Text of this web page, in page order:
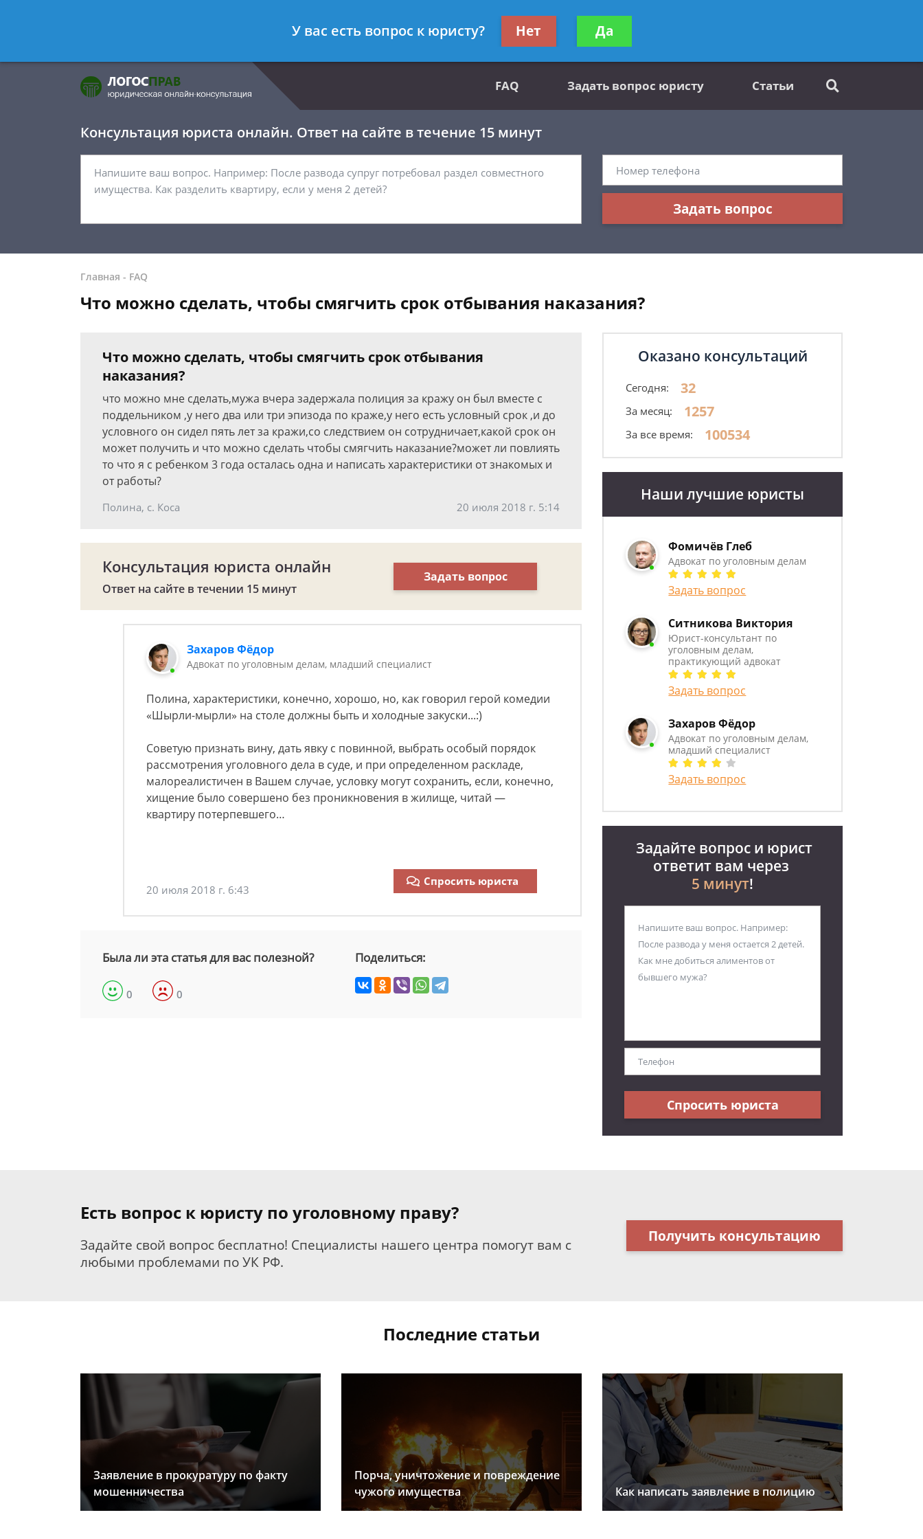
- Адвокат по уголовным делам
Получите консультацию
бесплатно
FAQ Задать вопрос юристу Статьи
Консультация юриста онлайн. Ответ на сайте в течение 15 минут
Задать вопрос
Главная - FAQ
Что можно сделать, чтобы смягчить срок отбывания наказания?
Что можно сделать, чтобы смягчить срок отбывания
наказания?
что можно мне сделать,мужа вчера задержала полиция за кражу он был вместе с
поддельником ,у него два или три эпизода по краже,у него есть условный срок ,и до
условного он сидел пять лет за кражи,со следствием он сотрудничает,какой срок он
может получить и что можно сделать чтобы смягчить наказание?может ли повлиять
то что я с ребенком 3 года осталась одна и написать характеристики от знакомых и
от работы?
Полина, с. Коса 20 июля 2018 г. 5:14
Консультация юриста онлайн
Ответ на сайте в течении 15 минут
Задать вопрос
Захаров Фёдор
Адвокат по уголовным делам, младший специалист
Полина, характеристики, конечно, хорошо, но, как говорил герой комедии
«Шырли-мырли» на столе должны быть и холодные закуски...:)
Советую признать вину, дать явку с повинной, выбрать особый порядок
рассмотрения уголовного дела в суде, и при определенном раскладе,
малореалистичен в Вашем случае, условку могут сохранить, если, конечно,
хищение было совершено без проникновения в жилище, читай —
квартиру потерпевшего…
20 июля 2018 г. 6:43
Спросить юриста
Была ли эта статья для вас полезной?
0 0
Поделиться:
Оказано консультаций
Сегодня: 32
За месяц: 1257
За все время: 100534
Наши лучшие юристы
Фомичёв Глеб
Адвокат по уголовным делам
Задать вопрос
Ситникова Виктория
Юрист-консультант по
уголовным делам,
практикующий адвокат
Задать вопрос
Захаров Фёдор
Адвокат по уголовным делам,
младший специалист
Задать вопрос
Задайте вопрос и юрист
ответит вам через
5 минут!
Спросить юриста
Есть вопрос к юристу по уголовному праву?
Задайте свой вопрос бесплатно! Специалисты нашего центра помогут вам с
любыми проблемами по УК РФ.
Получить консультацию
Последние статьи
Заявление в прокуратуру по факту
мошенничества
Порча, уничтожение и повреждение
чужого имущества
Как написать заявление в полицию
У вас есть вопрос к юристу? Нет Да